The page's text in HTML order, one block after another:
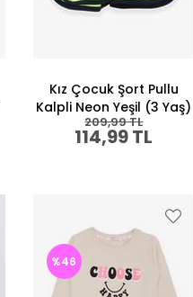
Kız Çocuk Şort Pullu
Kalpli Neon Yeşil (3 Yaş)
114,99 TL
209,99 TL
%46